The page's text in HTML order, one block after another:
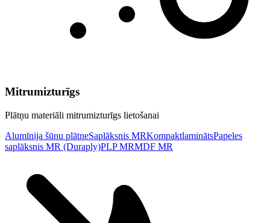
Mitrumizturīgs
Plātņu materiāli mitrumizturīgs lietošanai
Alumīnija šūnu plātneSaplāksnis MRKompaktlaminātsPapeles
saplāksnis MR (Duraply)PLP MRMDF MR